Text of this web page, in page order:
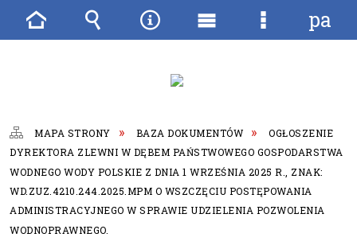
MAPA STRONY BAZA DOKUMENTÓW
OGŁOSZENIE
DYREKTORA ZLEWNI W DĘBEM PAŃSTWOWEGO GOSPODARSTWA
WODNEGO WODY POLSKIE Z DNIA 1 WRZEŚNIA 2025 R., ZNAK:
WD.ZUZ.4210.244.2025.MPM O WSZCZĘCIU POSTĘPOWANIA
ADMINISTRACYJNEGO W SPRAWIE UDZIELENIA POZWOLENIA
WODNOPRAWNEGO.
StronaWyszukiwarka
Narzędzia
MenuMenu